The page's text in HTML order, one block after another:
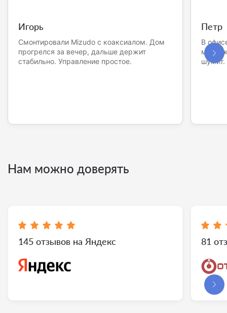
Игорь
Смонтировали Mizudo с коаксиалом. Дом
прогрелся за вечер, дальше держит
стабильно. Управление простое.
Петр
В
шумит.
Нам можно доверять
145 отзывов на Яндекс 81